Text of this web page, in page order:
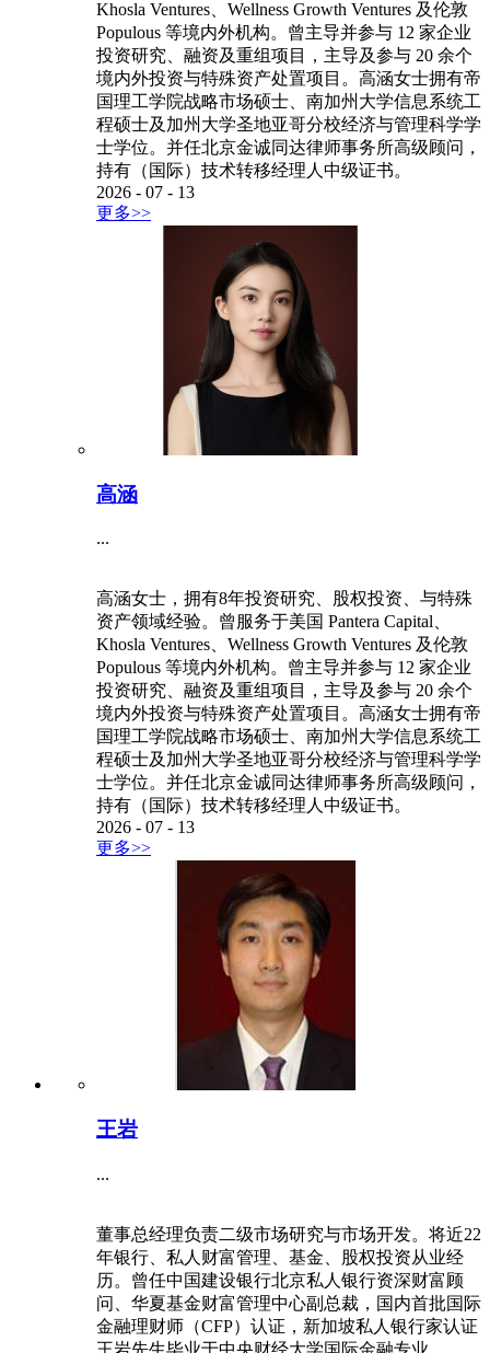
Khosla Ventures、Wellness Growth Ventures 及伦敦
Populous 等境内外机构。曾主导并参与 12 家企业
投资研究、融资及重组项目，主导及参与 20 余个
境内外投资与特殊资产处置项目。高涵女士拥有帝
国理工学院战略市场硕士、南加州大学信息系统工
程硕士及加州大学圣地亚哥分校经济与管理科学学
士学位。并任北京金诚同达律师事务所高级顾问，
持有（国际）技术转移经理人中级证书。
2026 - 07 - 13
更多>>
高涵
...
高涵女士，拥有8年投资研究、股权投资、与特殊
资产领域经验。曾服务于美国 Pantera Capital、
Khosla Ventures、Wellness Growth Ventures 及伦敦
Populous 等境内外机构。曾主导并参与 12 家企业
投资研究、融资及重组项目，主导及参与 20 余个
境内外投资与特殊资产处置项目。高涵女士拥有帝
国理工学院战略市场硕士、南加州大学信息系统工
程硕士及加州大学圣地亚哥分校经济与管理科学学
士学位。并任北京金诚同达律师事务所高级顾问，
持有（国际）技术转移经理人中级证书。
2026 - 07 - 13
更多>>
王岩
...
董事总经理负责二级市场研究与市场开发。将近22
年银行、私人财富管理、基金、股权投资从业经
历。曾任中国建设银行北京私人银行资深财富顾
问、华夏基金财富管理中心副总裁，国内首批国际
金融理财师（CFP）认证，新加坡私人银行家认证
王岩先生毕业于中央财经大学国际金融专业